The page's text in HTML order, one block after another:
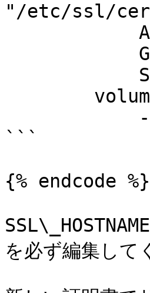
"/etc/ssl/
```
{% endcode %}
を必ず編集して